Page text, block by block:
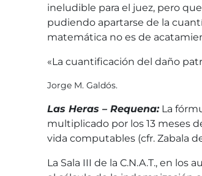
ineludible para el juez, pero que
pudiendo apartarse de la
matemática no es de
«La cuantificación del daño
Jorge M. Galdós.
Las Heras – Requena:La
multiplicado por los 13 meses
vida computables (cfr. Zabala
La Sala III de la C.N.A.T., en los